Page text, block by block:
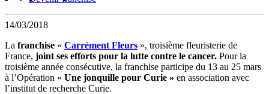
14/03/2018
La franchise « Carrément Fleurs », troisième fleuristerie de
France, joint ses efforts pour la lutte contre le cancer. Pour la
troisième année consécutive, la franchise participe du 13 au 25 mars
à l’Opération « Une jonquille pour Curie » en association avec
l’institut de recherche Curie.